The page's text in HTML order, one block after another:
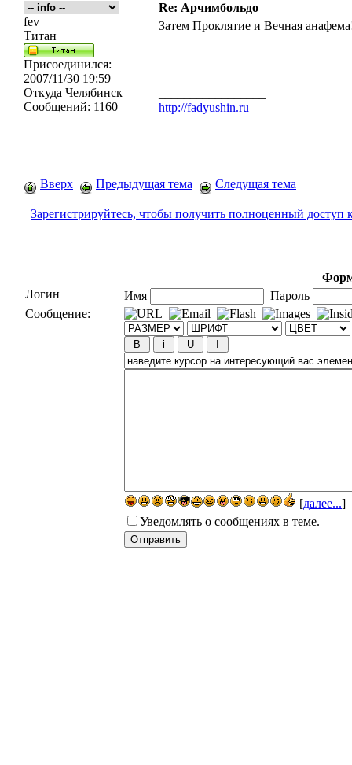
Re: Арчимбольдо
fev
Титан
Присоединился:
2007/11/30 19:59
Откуда Челябинск
Сообщений: 1160
Затем Проклятие и Вечная
http://fadyushin.ru
Вверх Предыдущая тема Следущая тема
Зарегистрируйтесь, чтобы получить полноценный доступ
Логин
Имя
Пароль
Сообщение:
[далее...]
Уведомлять о сообщениях в теме.